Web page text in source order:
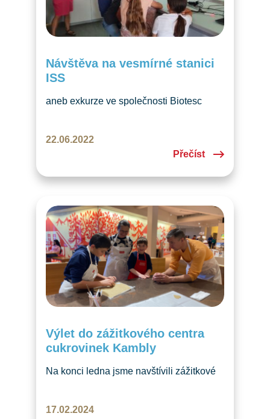
Návštěva na vesmírné stanici
ISS
aneb exkurze ve společnosti Biotesc
naplánovali v rámci dne otevřených dveří
exkurzi do společnosti Biotesc sídlící
Společnost Biotesc se zabývá
biologickým výzkumem a spolupracuje…
22.06.2022
Přečíst
Výlet do zážitkového centra
cukrovinek Kambly
Na konci ledna jsme navštívili zážitkové
a zábavné hry. Výlet do Kambly se skvěle
17.02.2024